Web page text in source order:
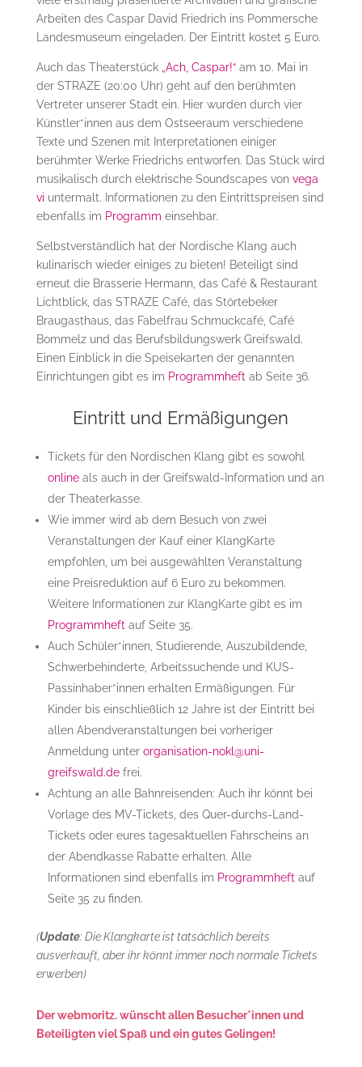
Arbeiten des Caspar David Friedrich ins Pommersche
Landesmuseum eingeladen. Der Eintritt kostet 5 Euro.
Auch das Theaterstück „Ach, Caspar!“am 10. Mai in
der STRAZE (20:00 Uhr) geht auf den berühmten
Vertreter unserer Stadt ein. Hier wurden durch vier
Künstler*innen aus dem Ostseeraum verschiedene
Texte und Szenen mit Interpretationen einiger
berühmter Werke Friedrichs entworfen. Das Stück wird
musikalisch durch elektrische Soundscapes von vega
vi untermalt. Informationen zu den Eintrittspreisen sind
ebenfalls im Programm einsehbar.
Selbstverständlich hat der Nordische Klang auch
kulinarisch wieder einiges zu bieten! Beteiligt sind
erneut die Brasserie Hermann, das Café & Restaurant
Lichtblick, das STRAZE Café, das Störtebeker
Braugasthaus, das Fabelfrau Schmuckcafé, Café
Bommelz und das Berufsbildungswerk Greifswald.
Einen Einblick in die Speisekarten der genannten
Einrichtungen gibt es im Programmheft ab Seite 36.
Eintritt und Ermäßigungen
Tickets für den Nordischen Klang gibt es sowohl
onlineals auch in der Greifswald-Information und an
der Theaterkasse.
Wie immer wird ab dem Besuch von zwei
Veranstaltungen der Kauf einer KlangKarte
empfohlen, um bei ausgewählten Veranstaltung
eine Preisreduktion auf 6 Euro zu bekommen.
Weitere Informationen zur KlangKarte gibt es im
Programmheft auf Seite 35.
Auch Schüler*innen, Studierende, Auszubildende,
Schwerbehinderte, Arbeitssuchende und KUS-
Passinhaber*innen erhalten Ermäßigungen. Für
Kinder bis einschließlich 12 Jahre ist der Eintritt bei
allen Abendveranstaltungen bei vorheriger
Anmeldung unter organisation-nokl@uni-
greifswald.defrei.
Achtung an alle Bahnreisenden: Auch ihr könnt bei
Vorlage des MV-Tickets, des Quer-durchs-Land-
Tickets oder eures tagesaktuellen Fahrscheins an
der Abendkasse Rabatte erhalten. Alle
Informationen sind ebenfalls im Programmheft auf
Seite 35 zu finden.
(Update: Die Klangkarte ist tatsächlich bereits
ausverkauft, aber ihr könnt immer noch normale Tickets
erwerben)
Der webmoritz. wünscht allen Besucher*innen und
Beteiligten viel Spaß und ein gutes Gelingen!